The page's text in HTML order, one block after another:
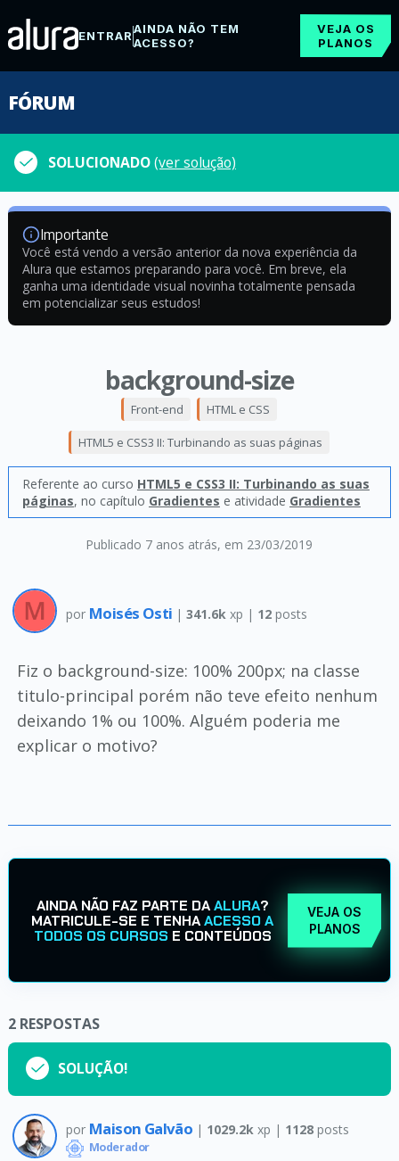
ENTRARAINDA NÃO TEM
ACESSO?
VEJA OS
PLANOS
FÓRUM
SOLUCIONADO(ver solução)
Importante
Você está vendo a versão anterior da nova experiência da
Alura que estamos preparando para você. Em breve, ela
ganha uma identidade visual novinha totalmente pensada
em potencializar seus estudos!
background-size
Publicado 7 anos atrás, em 23/03/2019
Front-end HTML e CSS
HTML5 e CSS3 II: Turbinando as suas páginas
Referente ao curso HTML5 e CSS3 II: Turbinando as suas
páginas, no capítulo Gradientes e atividade Gradientes
por Moisés Osti | 341.6k xp | 12posts
Fiz o background-size: 100% 200px; na classe
titulo-principal porém não teve efeito nenhum
deixando 1% ou 100%. Alguém poderia me
explicar o motivo?
AINDA NÃO FAZ PARTE DAALURA?
MATRICULE-SE E TENHAACESSO A
TODOS OS CURSOS E CONTEÚDOS
VEJA OS
PLANOS
2 RESPOSTAS
SOLUÇÃO!
por Maison Galvão | 1029.2k xp | 1128posts
Moderador